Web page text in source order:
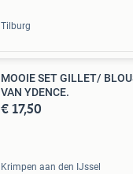
Tilburg
MOOIE SET GILLET/
VAN YDENCE.
€ 17,50
Krimpen aan den IJssel